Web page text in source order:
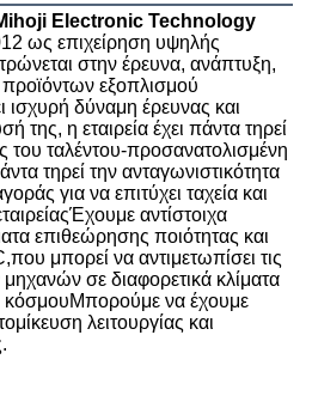
Electronic Technology
ως επιχείρηση υψηλής
στην έρευνα, ανάπτυξη,
εξοπλισμού
ισχυρή δύναμη έρευνας και
της, η εταιρεία έχει πάντα τηρεί
του ταλέντου-προσανατολισμένη
τηρεί την ανταγωνιστικότητα
για να επιτύχει ταχεία και
αντίστοιχα
επιθεώρησης ποιότητας και
μπορεί να αντιμετωπίσει τις
σε διαφορετικά κλίματα
κόσμουΜπορούμε να έχουμε
λειτουργίας και